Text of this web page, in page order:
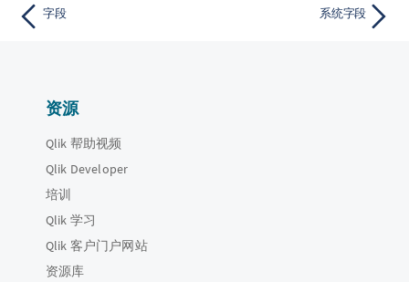
字段 系统字段
资源
Qlik 帮助视频
Qlik Developer
培训
Qlik 学习
Qlik 客户门户网站
资源库